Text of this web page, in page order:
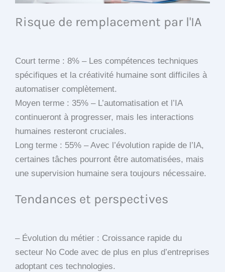
Risque de remplacement par l'IA
Court terme : 8% – Les compétences techniques
spécifiques et la créativité humaine sont difficiles à
automatiser complètement.
Moyen terme : 35% – L’automatisation et l’IA
continueront à progresser, mais les interactions
humaines resteront cruciales.
Long terme : 55% – Avec l’évolution rapide de l’IA,
certaines tâches pourront être automatisées, mais
une supervision humaine sera toujours nécessaire.
Tendances et perspectives
– Évolution du métier : Croissance rapide du
secteur No Code avec de plus en plus d’entreprises
adoptant ces technologies.